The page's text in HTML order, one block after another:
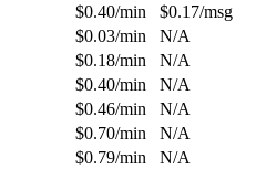
$0.40/min $0.17/msg
$0.03/min
N/A
$0.18/min
N/A
$0.40/min
N/A
$0.46/min
N/A
$0.70/min
N/A
$0.79/min
N/A